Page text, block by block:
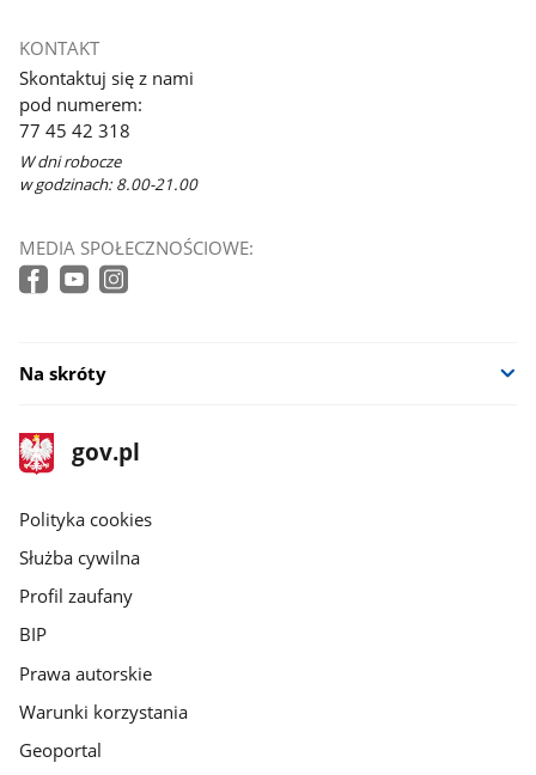
KONTAKT
Skontaktuj się z nami
pod numerem:
77 45 42 318
W dni robocze
w godzinach: 8.00-21.00
MEDIA SPOŁECZNOŚCIOWE:
Na skróty
stopka
gov.pl
Strona
gov.pl
gov.pl
Polityka cookies
Służba cywilna
Profil zaufany
BIP
Prawa autorskie
Warunki korzystania
Geoportal